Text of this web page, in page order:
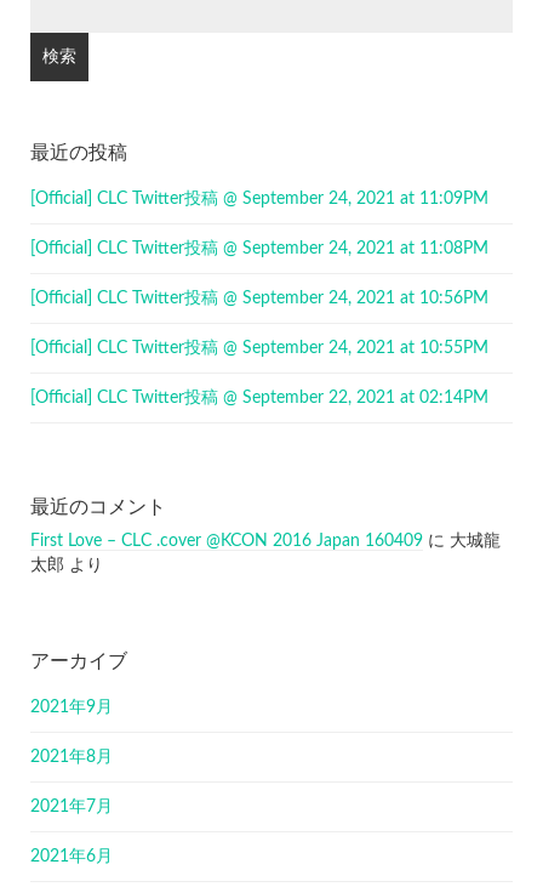
最近の投稿
[Official] CLC Twitter投稿 @ September 24, 2021 at 11:09PM
[Official] CLC Twitter投稿 @ September 24, 2021 at 11:08PM
[Official] CLC Twitter投稿 @ September 24, 2021 at 10:56PM
[Official] CLC Twitter投稿 @ September 24, 2021 at 10:55PM
[Official] CLC Twitter投稿 @ September 22, 2021 at 02:14PM
最近のコメント
First Love – CLC .cover @KCON 2016 Japan 160409 に 大城龍
太郎 より
アーカイブ
2021年9月
2021年8月
2021年7月
2021年6月